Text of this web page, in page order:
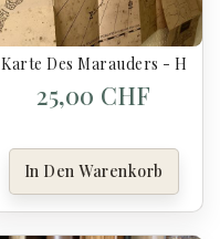
Karte Des Marauders -
25,00 CHF
In Den Warenkorb